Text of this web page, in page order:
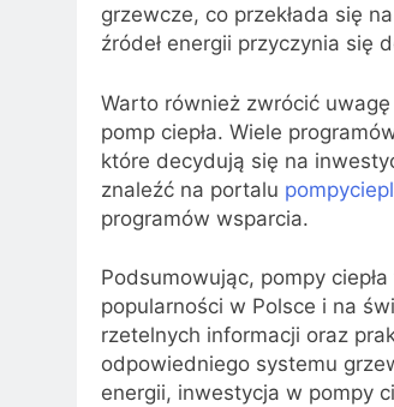
grzewcze, co przekłada się
źródeł energii przyczynia się
Warto również zwrócić
pomp ciepła. Wiele
które decydują się na
znaleźć na portalu
programów wsparcia.
Podsumowując, pompy
popularności w Polsce i na
rzetelnych informacji oraz
odpowiedniego systemu
energii, inwestycja w pompy